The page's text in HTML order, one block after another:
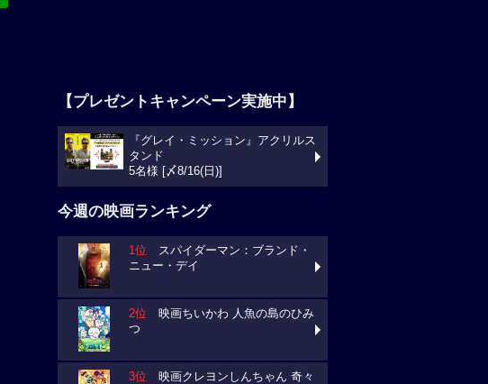
【プレゼントキャンペーン実施中】
『グレイ・ミッション』アクリルス
タンド
5名様 [〆8/16(日)]
今週の映画ランキング
1位 スパイダーマン：ブランド・
ニュー・デイ
2位 映画ちいかわ 人魚の島のひみ
つ
3位 映画クレヨンしんちゃん 奇々